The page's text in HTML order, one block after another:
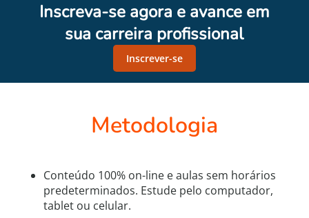
Inscreva-se agora e avance em
sua carreira profissional
Inscrever-se
Metodologia
Conteúdo 100% on-line e aulas sem horários
predeterminados. Estude pelo computador,
tablet ou celular.